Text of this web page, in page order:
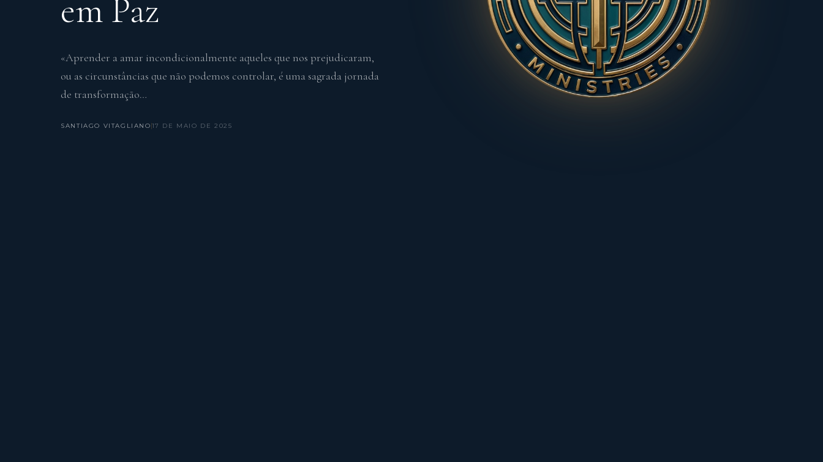
em Paz
«Aprender a amar incondicionalmente aqueles que nos prejudicaram,
ou as circunstâncias que não podemos controlar, é uma sagrada jornada
de transformação…
SANTIAGO VITAGLIANO17 DE MAIO DE 2025